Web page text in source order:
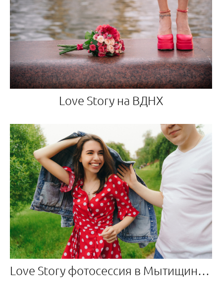
Love Story на ВДНХ
Love Story фотосессия в Мытищинском парке